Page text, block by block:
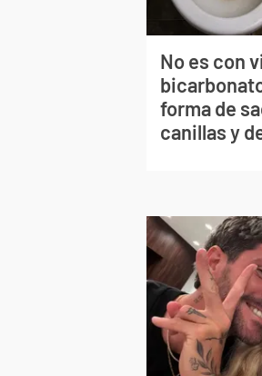
No es con
forma de
canillas y